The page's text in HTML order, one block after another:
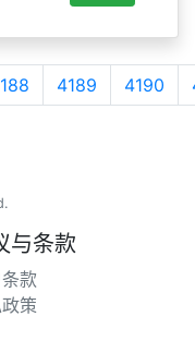
4189 4190
与条款
款
策